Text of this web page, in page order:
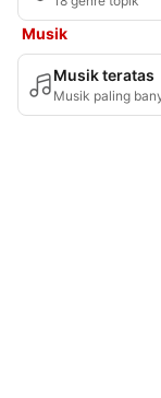
Musik
Musik teratas
Musik paling